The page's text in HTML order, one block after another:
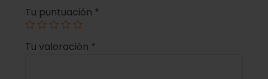
Tu puntuación *
Tu valoración *